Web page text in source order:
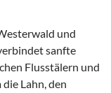
und
sanfte
Flusstälern und
Lahn, den